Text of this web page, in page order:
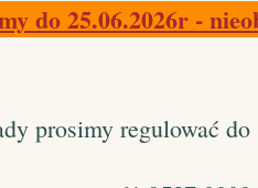
do 25.06.2026r -
prosimy regulować do